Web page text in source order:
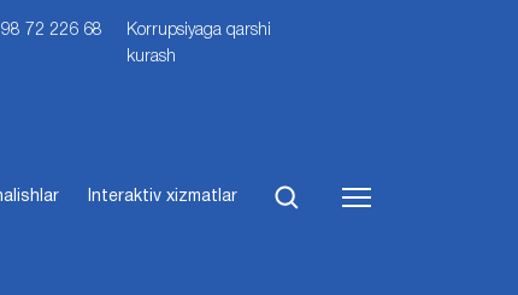
72 226 68
Korrupsiyaga qarshi
kurash
Interaktiv xizmatlar